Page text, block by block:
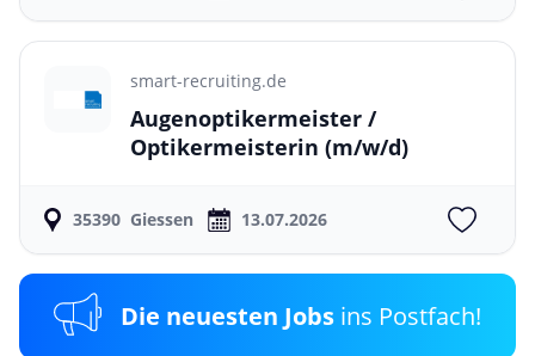
smart-recruiting.de
Augenoptikermeister /
Optikermeisterin (m/w/d)
35390 Giessen 13.07.2026
Die neuesten Jobs ins Postfach!